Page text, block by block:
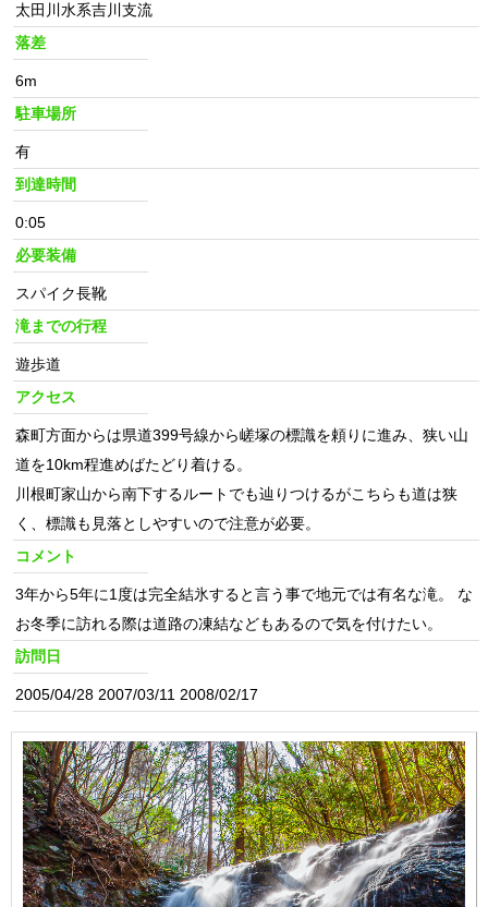
太田川水系吉川支流
落差
6m
駐車場所
有
到達時間
0:05
必要装備
スパイク長靴
滝までの行程
遊歩道
アクセス
森町方面からは県道399号線から嵯塚の標識を頼りに進み、狭い山
道を10km程進めばたどり着ける。
川根町家山から南下するルートでも辿りつけるがこちらも道は狭
く、標識も見落としやすいので注意が必要。
コメント
3年から5年に1度は完全結氷すると言う事で地元では有名な滝。 な
お冬季に訪れる際は道路の凍結などもあるので気を付けたい。
訪問日
2005/04/28 2007/03/11 2008/02/17